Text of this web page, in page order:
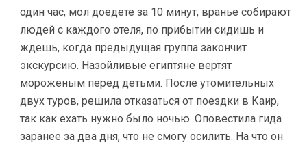
один час, мол доедете за 10 минут, вранье собирают
людей с каждого отеля, по прибытии сидишь и
ждешь, когда предыдущая группа закончит
экскурсию. Назойливые египтяне вертят
мороженым перед детьми. После утомительных
двух туров, решила отказаться от поездки в Каир,
так как ехать нужно было ночью. Оповестила гида
заранее за два дня, что не смогу осилить. На что он